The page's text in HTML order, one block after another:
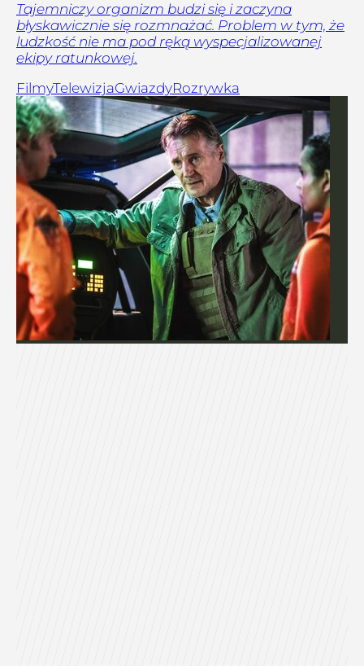
Tajemniczy organizm budzi się i zaczyna
błyskawicznie się rozmnażać. Problem w tym, że
ludzkość nie ma pod ręką wyspecjalizowanej
ekipy ratunkowej.
FilmyTelewizjaGwiazdyRozrywka